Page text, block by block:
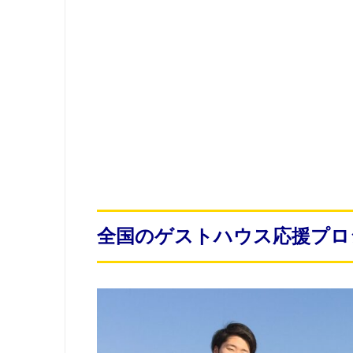
全国のゲストハウス応援プ